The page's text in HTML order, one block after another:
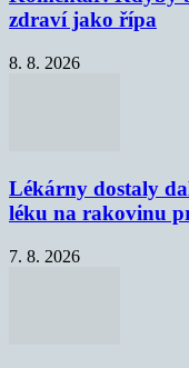
zdraví jako řípa
8. 8. 2026
Lékárny dostaly
léku na rakovinu
7. 8. 2026